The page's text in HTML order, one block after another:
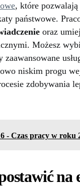
, które
państwowe.
oraz
Możesz
niskim progu
zdobywania
- Czas pracy w roku
na